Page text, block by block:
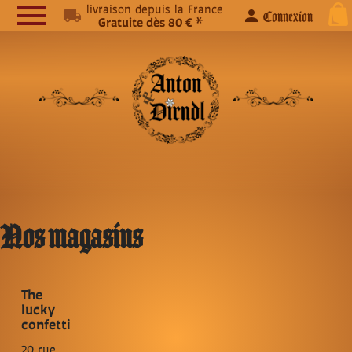
local_shipping livraison depuis la France
Gratuite dès 80 € *
 person Connexion
Nos magasins
The
lucky
confetti
20 rue